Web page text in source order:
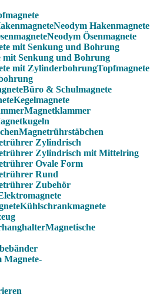
Neodym Hakenmagnete
Neodym Ösenmagnete
mit Senkung und Bohrung
Topfmagnete
Büro & Schulmagnete
Kegelmagnete
Magnetklammer
Magnetrührstäbchen
Zylindrisch
Zylindrisch mit Mittelring
Ovale Form
Rund
Zubehör
Kühlschrankmagnete
Magnetische
Magnete-